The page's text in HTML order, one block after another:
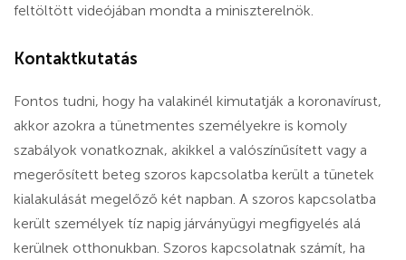
feltöltött videójában mondta a miniszterelnök.
Kontaktkutatás
Fontos tudni, hogy ha valakinél kimutatják a koronavírust,
akkor azokra a tünetmentes személyekre is komoly
szabályok vonatkoznak, akikkel a valószínűsített vagy a
megerősített beteg szoros kapcsolatba került a tünetek
kialakulását megelőző két napban. A szoros kapcsolatba
került személyek tíz napig járványügyi megfigyelés alá
kerülnek otthonukban. Szoros kapcsolatnak számít, ha